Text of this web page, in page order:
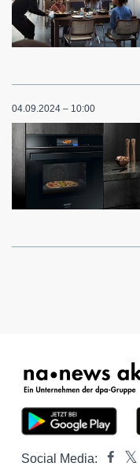
04.09.2024 – 10:00
Social Media: